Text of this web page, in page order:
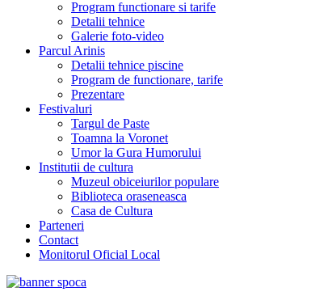
Program functionare si tarife
Detalii tehnice
Galerie foto-video
Parcul Arinis
Detalii tehnice piscine
Program de functionare, tarife
Prezentare
Festivaluri
Targul de Paste
Toamna la Voronet
Umor la Gura Humorului
Institutii de cultura
Muzeul obiceiurilor populare
Biblioteca oraseneasca
Casa de Cultura
Parteneri
Contact
Monitorul Oficial Local